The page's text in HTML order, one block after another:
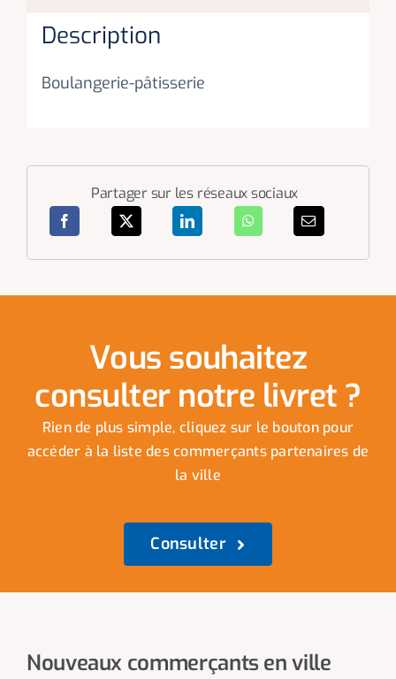
Description
Boulangerie-pâtisserie
Partager sur les réseaux sociaux
Vous souhaitez
consulter notre livret ?
Rien de plus simple, cliquez sur le bouton pour
accéder à la liste des commerçants partenaires de
la ville
Consulter
Nouveaux commerçants en ville